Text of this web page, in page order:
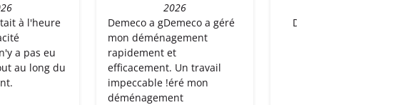
à l'heure
a pas eu
au long du
2026
Demeco a gDemeco a géré
mon déménagement
rapidement et
efficacement. Un travail
impeccable !éré mon
déménagement
Demeco a été excellent!